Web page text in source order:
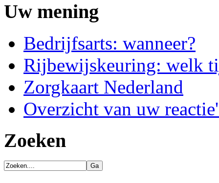
Uw mening
Bedrijfsarts: wanneer?
Rijbewijskeuring: welk
Zorgkaart Nederland
Overzicht van uw
Zoeken